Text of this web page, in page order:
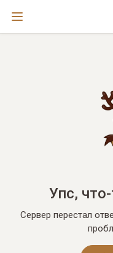
Упс,
Сервер перестал